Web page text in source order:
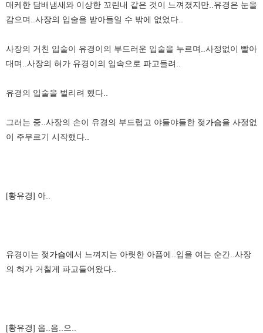
매케한 담배냄새와 이상한 꼬린내 같은 것이 느껴졌지만..유경은 눈을
감으며..사장의 입술을 받아들일 수 밖에 없었다..
사장의 거친 입술이 유경이의 부드러운 입술을 누르며..사정없이 빨아
대며..사장의 혀가 유경이의 입속으로 파고들려..
유경의 입술을 벌리려 했다..
그러는 중..사장의 손이 유경의 부드럽고 야들야들한 젖가슴을 사정없
이 주무르기 시작했다..
[황유경] 아..
유경이는 젖가슴에서 느껴지는 아릿한 아픔에..입을 여는 순간..사장
의 혀가 거칠게 파고들어왔다..
[황유경] 읍..음..으..